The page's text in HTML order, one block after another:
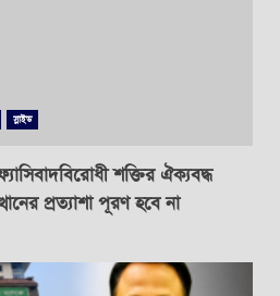
স্লাইড
শক্তির ঐক্যবদ্ধ
প্রত্যাশা পূরণ হবে না